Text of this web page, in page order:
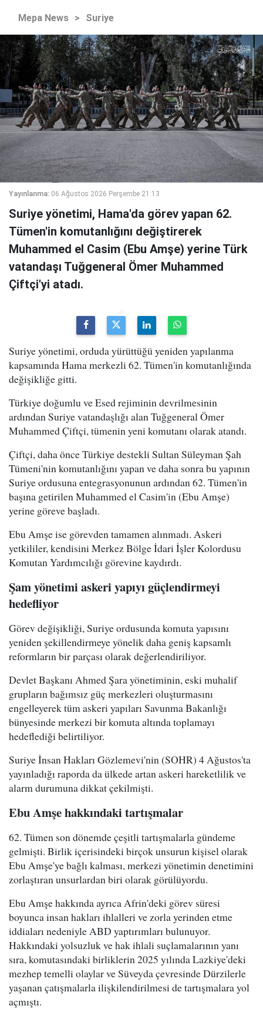
Mepa News > Suriye
Yayınlanma: 06 Ağustos 2026 Perşembe 21:13
Suriye yönetimi, Hama'da görev yapan 62.
Tümen'in komutanlığını değiştirerek
Muhammed el Casim (Ebu Amşe) yerine Türk
vatandaşı Tuğgeneral Ömer Muhammed
Çiftçi'yi atadı.
Suriye yönetimi, orduda yürüttüğü yeniden yapılanma
kapsamında Hama merkezli 62. Tümen'in komutanlığında
değişikliğe gitti.
Türkiye doğumlu ve Esed rejiminin devrilmesinin
ardından Suriye vatandaşlığı alan Tuğgeneral Ömer
Muhammed Çiftçi, tümenin yeni komutanı olarak atandı.
Çiftçi, daha önce Türkiye destekli Sultan Süleyman Şah
Tümeni'nin komutanlığını yapan ve daha sonra bu yapının
Suriye ordusuna entegrasyonunun ardından 62. Tümen'in
başına getirilen Muhammed el Casim'in (Ebu Amşe)
yerine göreve başladı.
Ebu Amşe ise görevden tamamen alınmadı. Askeri
yetkililer, kendisini Merkez Bölge İdari İşler Kolordusu
Komutan Yardımcılığı görevine kaydırdı.
Şam yönetimi askeri yapıyı güçlendirmeyi
hedefliyor
Görev değişikliği, Suriye ordusunda komuta yapısını
yeniden şekillendirmeye yönelik daha geniş kapsamlı
reformların bir parçası olarak değerlendiriliyor.
Devlet Başkanı Ahmed Şara yönetiminin, eski muhalif
grupların bağımsız güç merkezleri oluşturmasını
engelleyerek tüm askeri yapıları Savunma Bakanlığı
bünyesinde merkezi bir komuta altında toplamayı
hedeflediği belirtiliyor.
Suriye İnsan Hakları Gözlemevi'nin (SOHR) 4 Ağustos'ta
yayınladığı raporda da ülkede artan askeri hareketlilik ve
alarm durumuna dikkat çekilmişti.
Ebu Amşe hakkındaki tartışmalar
62. Tümen son dönemde çeşitli tartışmalarla gündeme
gelmişti. Birlik içerisindeki birçok unsurun kişisel olarak
Ebu Amşe'ye bağlı kalması, merkezi yönetimin denetimini
zorlaştıran unsurlardan biri olarak görülüyordu.
Ebu Amşe hakkında ayrıca Afrin'deki görev süresi
boyunca insan hakları ihlalleri ve zorla yerinden etme
iddiaları nedeniyle ABD yaptırımları bulunuyor.
Hakkındaki yolsuzluk ve hak ihlali suçlamalarının yanı
sıra, komutasındaki birliklerin 2025 yılında Lazkiye'deki
mezhep temelli olaylar ve Süveyda çevresinde Dürzilerle
yaşanan çatışmalarla ilişkilendirilmesi de tartışmalara yol
açmıştı.